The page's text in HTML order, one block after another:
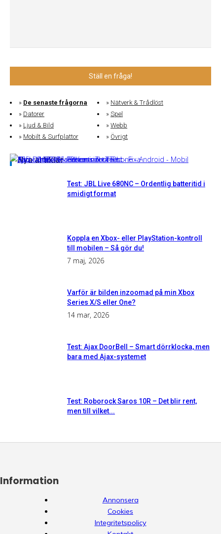
Ställ en fråga!
De senaste frågorna
Datorer
Ljud & Bild
Mobilt & Surfplattor
Nätverk & Trådlöst
Spel
Webb
Övrigt
Nya artiklar
Test: JBL Live 680NC – Ordentlig batteritid i
smidigt format
Koppla en Xbox- eller PlayStation-kontroll
till mobilen – Så gör du!
7 maj, 2026
Varför är bilden inzoomad på min Xbox
Series X/S eller One?
14 mar, 2026
Test: Ajax DoorBell – Smart dörrklocka, men
bara med Ajax-systemet
Test: Roborock Saros 10R – Det blir rent,
men till vilket...
Information
Annonsera
Cookies
Integritetspolicy